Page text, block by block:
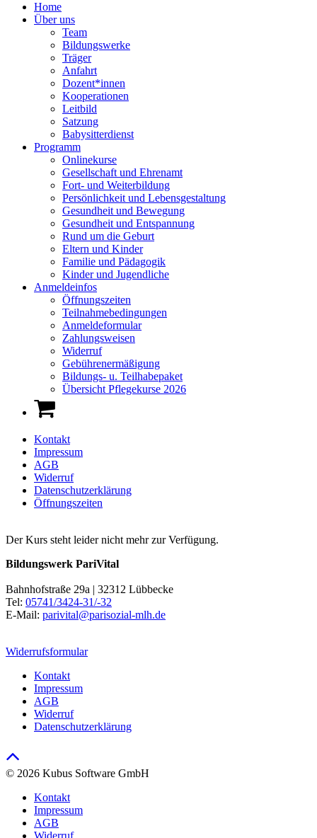
Home
Über uns
Team
Bildungswerke
Träger
Anfahrt
Dozent*innen
Kooperationen
Leitbild
Satzung
Babysitterdienst
Programm
Onlinekurse
Gesellschaft und Ehrenamt
Fort- und Weiterbildung
Persönlichkeit und Lebensgestaltung
Gesundheit und Bewegung
Gesundheit und Entspannung
Rund um die Geburt
Eltern und Kinder
Familie und Pädagogik
Kinder und Jugendliche
Anmeldeinfos
Öffnungszeiten
Teilnahmebedingungen
Anmeldeformular
Zahlungsweisen
Widerruf
Gebührenermäßigung
Bildungs- u. Teilhabepaket
Übersicht Pflegekurse 2026
Kontakt
Impressum
AGB
Widerruf
Datenschutzerklärung
Öffnungszeiten
Der Kurs steht leider nicht mehr zur Verfügung.
Bildungswerk PariVital
Bahnhofstraße 29a | 32312 Lübbecke
Tel: 05741/3424-31/-32
E-Mail: parivital@parisozial-mlh.de
Widerrufsformular
Kontakt
Impressum
AGB
Widerruf
Datenschutzerklärung
© 2026 Kubus Software GmbH
Kontakt
Impressum
AGB
Widerruf